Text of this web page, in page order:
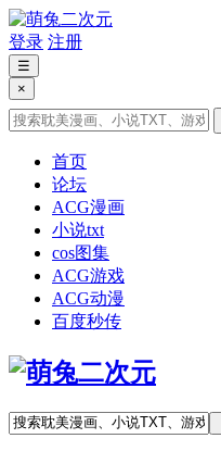
登录 注册
☰
×
首页
论坛
ACG漫画
小说txt
cos图集
ACG游戏
ACG动漫
百度秒传